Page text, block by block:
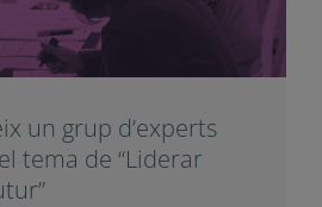
un grup d’experts
tema de “Liderar